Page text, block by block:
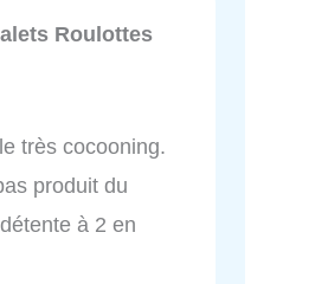
Roulottes
très cocooning.
produit du
à 2 en